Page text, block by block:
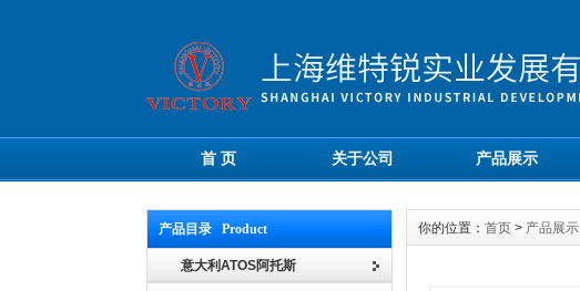
首 页 关于公司 产品展示
产品目录 Product
意大利ATOS阿托斯
你的位置： 首页 > 产品展示